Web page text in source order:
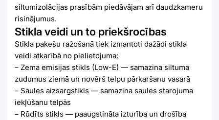
siltumizolācijas prasībām piedāvājam arī daudzkameru
risinājumus.
Stikla veidi un to priekšrocības
Stikla pakešu ražošanā tiek izmantoti dažādi stikla
veidi atkarībā no pielietojuma:
– Zema emisijas stikls (Low-E) — samazina siltuma
zudumus ziemā un novērš telpu pārkaršanu vasarā
– Saules aizsargstikls — samazina saules starojuma
iekļūšanu telpās
– Rūdīts stikls — paaugstināta izturība un drošība